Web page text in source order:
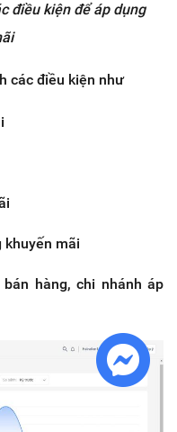
điều kiện để áp dụng
các điều kiện như
khuyến mãi
hàng, chi nhánh áp